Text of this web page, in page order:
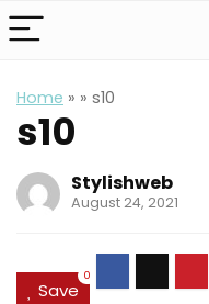
Home » » s10
s10
Stylishweb
August 24, 2021
Save
0